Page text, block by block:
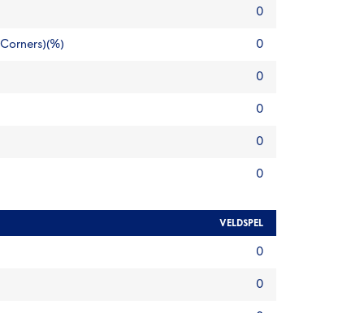
0
0
0
0
0
0
VELDSPEL
0
0